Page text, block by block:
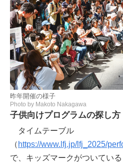
昨年開催の様子
Photo by Makoto Nakagawa
子供向けプログラムの探し方
タイムテーブル
（ https://www.lfj.jp/lfj_2025/
で、キッズマークがついてい